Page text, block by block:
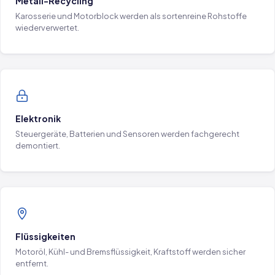
Karosserie und Motorblock werden als sortenreine Rohstoffe
wiederverwertet.
Elektronik
Steuergeräte, Batterien und Sensoren werden fachgerecht
demontiert.
Flüssigkeiten
Motoröl, Kühl- und Bremsflüssigkeit, Kraftstoff werden sicher
entfernt.